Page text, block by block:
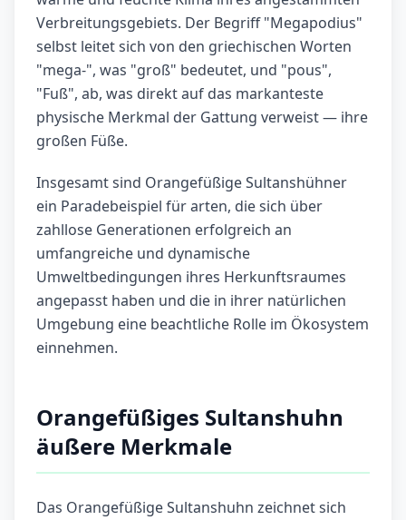
Verbreitungsgebiets. Der Begriff "Megapodius"
selbst leitet sich von den griechischen Worten
"mega-", was "groß" bedeutet, und "pous",
"Fuß", ab, was direkt auf das markanteste
physische Merkmal der Gattung verweist — ihre
großen Füße.
Insgesamt sind Orangefüßige Sultanshühner
ein Paradebeispiel für arten, die sich über
zahllose Generationen erfolgreich an
umfangreiche und dynamische
Umweltbedingungen ihres Herkunftsraumes
angepasst haben und die in ihrer natürlichen
Umgebung eine beachtliche Rolle im Ökosystem
einnehmen.
Orangefüßiges Sultanshuhn
äußere Merkmale
Das Orangefüßige Sultanshuhn zeichnet sich